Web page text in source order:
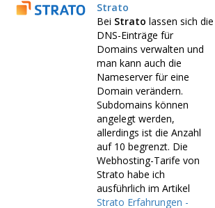
Strato
Bei Strato lassen sich die
DNS-Einträge für
Domains verwalten und
man kann auch die
Nameserver für eine
Domain verändern.
Subdomains können
angelegt werden,
allerdings ist die Anzahl
auf 10 begrenzt. Die
Webhosting-Tarife von
Strato habe ich
ausführlich im Artikel
Strato Erfahrungen -